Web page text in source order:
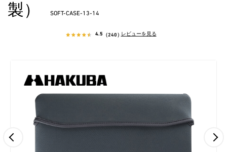
が登場。
毎週木曜更新！
製）
SOFT-CASE-13-14
4.5 （240）レビューを見る